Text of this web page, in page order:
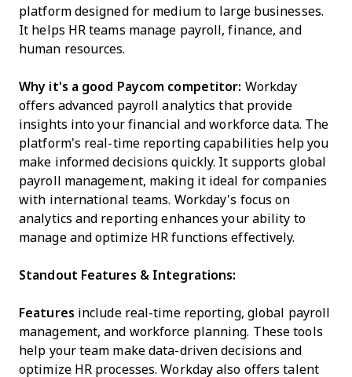
platform designed for medium to large businesses.
It helps HR teams manage payroll, finance, and
human resources.
Why it's a good Paycom competitor: Workday
offers advanced payroll analytics that provide
insights into your financial and workforce data. The
platform's real-time reporting capabilities help you
make informed decisions quickly. It supports global
payroll management, making it ideal for companies
with international teams. Workday's focus on
analytics and reporting enhances your ability to
manage and optimize HR functions effectively.
Standout Features & Integrations:
Features include real-time reporting, global payroll
management, and workforce planning. These tools
help your team make data-driven decisions and
optimize HR processes. Workday also offers talent